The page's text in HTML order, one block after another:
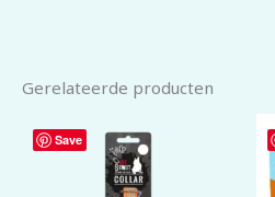
Gerelateerde producten
Save